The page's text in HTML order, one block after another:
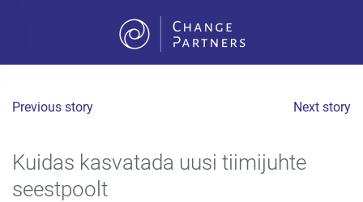
Skip to main content
Previous story Next story
Kuidas kasvatada uusi tiimijuhte
seestpoolt